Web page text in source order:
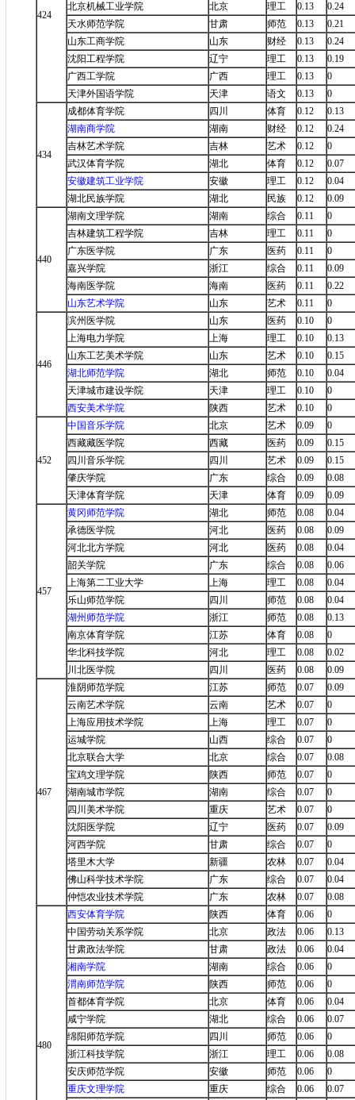
424
北京机械工业学院
北京 理工 0.13
0.24
天水师范学院
甘肃 师范 0.13
0.21
山东工商学院
山东 财经 0.13
0.24
沈阳工程学院
辽宁 理工 0.13
0.19
广西工学院
广西 理工 0.13
0
天津外国语学院
天津 语文 0.13 0
434
成都体育学院 四川 体育 0.12
0.13
湖南商学院
湖南 财经 0.12
0.24
吉林艺术学院
吉林 艺术 0.12
0
武汉体育学院
湖北 体育 0.12
0.07
安徽建筑工业学院
安徽 理工 0.12
0.04
湖北民族学院
湖北 民族 0.12 0.09
440
湖南文理学院 湖南 综合 0.11
0
吉林建筑工程学院
吉林 理工 0.11
0
广东医学院
广东 医药 0.11
0
嘉兴学院
浙江 综合 0.11
0.09
海南医学院
海南 医药 0.11
0.22
山东艺术学院
山东 艺术 0.11 0
446
滨州医学院 山东 医药 0.10
0
上海电力学院
上海 理工 0.10
0.13
山东工艺美术学院
山东 艺术 0.10
0.15
湖北师范学院
湖北 师范 0.10
0.04
天津城市建设学院
天津 理工 0.10
0
西安美术学院
陕西 艺术 0.10 0
452
中国音乐学院 北京 艺术 0.09
0
西藏藏医学院
西藏 医药 0.09
0.15
四川音乐学院
四川 艺术 0.09
0.15
肇庆学院
广东 综合 0.09
0.08
天津体育学院
天津 体育 0.09 0.09
457
黄冈师范学院 湖北 师范 0.08
0.04
承德医学院
河北 医药 0.08
0.09
河北北方学院
河北 医药 0.08
0.04
韶关学院
广东 综合 0.08
0.06
上海第二工业大学
上海 理工 0.08
0.04
乐山师范学院
四川 师范 0.08
0.04
湖州师范学院
浙江 师范 0.08
0.13
南京体育学院
江苏 体育 0.08
0
华北科技学院
河北 理工 0.08
0.02
川北医学院
四川 医药 0.08 0.09
467
淮阴师范学院 江苏 师范 0.07
0.09
云南艺术学院
云南 艺术 0.07
0
上海应用技术学院
上海 理工 0.07
0
运城学院
山西 综合 0.07
0
北京联合大学
北京 综合 0.07
0.08
宝鸡文理学院
陕西 师范 0.07
0
湖南城市学院
湖南 综合 0.07
0
四川美术学院
重庆 艺术 0.07
0
沈阳医学院
辽宁 医药 0.07
0.09
河西学院
甘肃 综合 0.07
0
塔里木大学
新疆 农林 0.07
0.04
佛山科学技术学院
广东 综合 0.07
0.04
仲恺农业技术学院
广东 农林 0.07 0.08
480
西安体育学院 陕西 体育 0.06
0
中国劳动关系学院
北京 政法 0.06
0.13
甘肃政法学院
甘肃 政法 0.06
0.04
湘南学院
湖南 综合 0.06
0
渭南师范学院
陕西 师范 0.06
0
首都体育学院
北京 体育 0.06
0.04
咸宁学院
湖北 综合 0.06
0.07
绵阳师范学院
四川 师范 0.06
0
浙江科技学院
浙江 理工 0.06
0.08
安庆师范学院
安徽 师范 0.06
0
重庆文理学院
重庆 综合 0.06
0.07